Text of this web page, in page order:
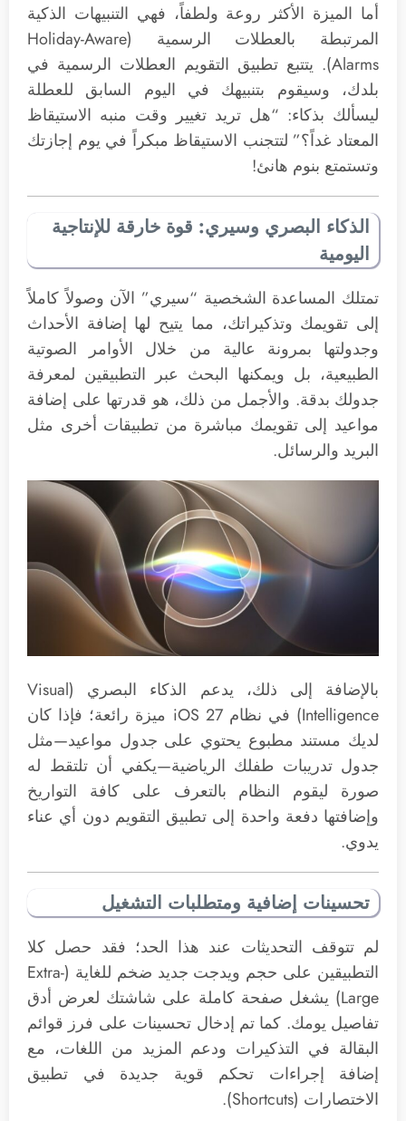
أما الميزة الأكثر روعة ولطفاً، فهي التنبيهات الذكية
المرتبطة بالعطلات الرسمية (Holiday-Aware
Alarms). يتتبع تطبيق التقويم العطلات الرسمية في
بلدك، وسيقوم بتنبيهك في اليوم السابق للعطلة
ليسألك بذكاء: “هل تريد تغيير وقت منبه الاستيقاظ
المعتاد غداً؟” لتتجنب الاستيقاظ مبكراً في يوم إجازتك
وتستمتع بنوم هانئ!
الذكاء البصري وسيري: قوة خارقة للإنتاجية
اليومية
تمتلك المساعدة الشخصية “سيري” الآن وصولاً كاملاً
إلى تقويمك وتذكيراتك، مما يتيح لها إضافة الأحداث
وجدولتها بمرونة عالية من خلال الأوامر الصوتية
الطبيعية، بل ويمكنها البحث عبر التطبيقين لمعرفة
جدولك بدقة. والأجمل من ذلك، هو قدرتها على إضافة
مواعيد إلى تقويمك مباشرة من تطبيقات أخرى مثل
البريد والرسائل.
بالإضافة إلى ذلك، يدعم الذكاء البصري (Visual
Intelligence) في نظام iOS 27 ميزة رائعة؛ فإذا كان
لديك مستند مطبوع يحتوي على جدول مواعيد—مثل
جدول تدريبات طفلك الرياضية—يكفي أن تلتقط له
صورة ليقوم النظام بالتعرف على كافة التواريخ
وإضافتها دفعة واحدة إلى تطبيق التقويم دون أي عناء
يدوي.
تحسينات إضافية ومتطلبات التشغيل
لم تتوقف التحديثات عند هذا الحد؛ فقد حصل كلا
التطبيقين على حجم ويدجت جديد ضخم للغاية (Extra-
Large) يشغل صفحة كاملة على شاشتك لعرض أدق
تفاصيل يومك. كما تم إدخال تحسينات على فرز قوائم
البقالة في التذكيرات ودعم المزيد من اللغات، مع
إضافة إجراءات تحكم قوية جديدة في تطبيق
الاختصارات (Shortcuts).